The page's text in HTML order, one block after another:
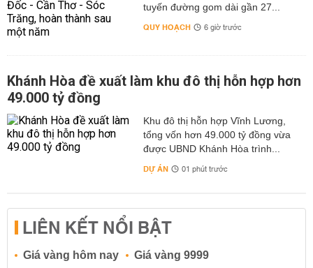
tuyến đường gom dài gần 27...
QUY HOẠCH 6 giờ trước
Khánh Hòa đề xuất làm khu đô thị hỗn hợp hơn
49.000 tỷ đồng
Khu đô thị hỗn hợp Vĩnh Lương,
tổng vốn hơn 49.000 tỷ đồng vừa
được UBND Khánh Hòa trình...
DỰ ÁN 01 phút trước
LIÊN KẾT NỔI BẬT
Giá vàng hôm nay
Giá vàng 9999